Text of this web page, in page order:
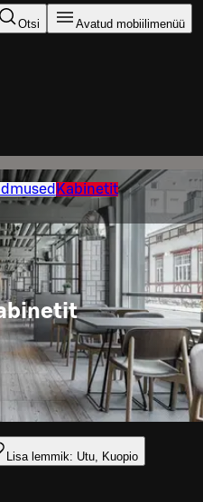
Otsi Avatud mobiilimenüü
Kabinetit
Lisa lemmik: Utu, Kuopio